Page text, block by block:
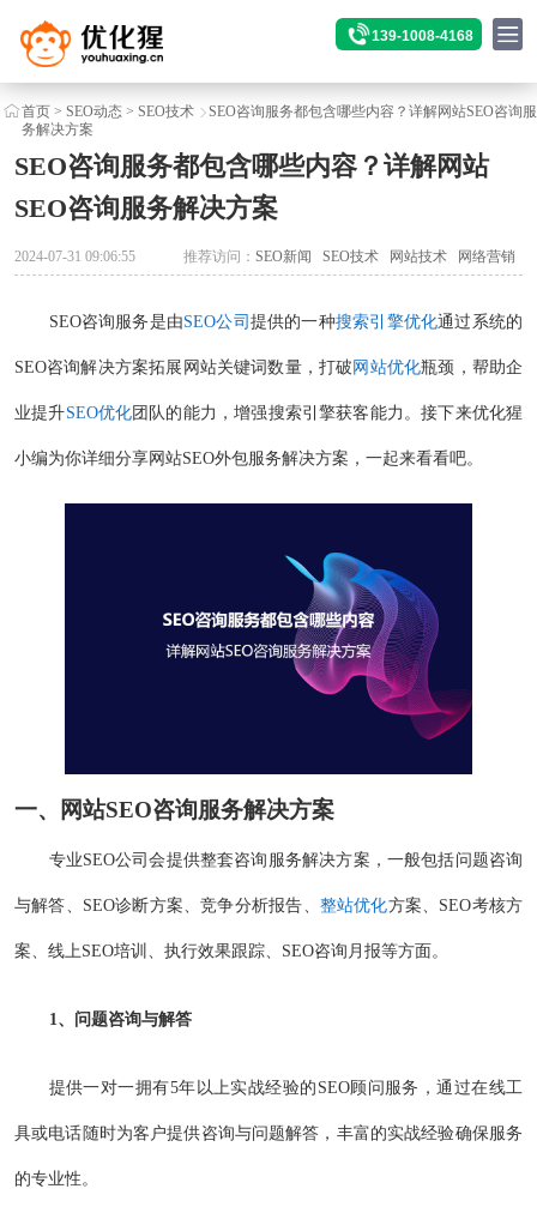
139-1008-4168
首页> SEO动态> SEO技术
SEO咨询服务都包含哪些内容？详解网站SEO咨询服
务解决方案
SEO咨询服务都包含哪些内容？详解网站
SEO咨询服务解决方案
2024-07-31 09:06:55 推荐访问：SEO新闻 SEO技术 网站技术 网络营销
SEO咨询服务是由SEO公司提供的一种搜索引擎优化通过系统的
SEO咨询解决方案拓展网站关键词数量，打破网站优化瓶颈，帮助企
业提升SEO优化团队的能力，增强搜索引擎获客能力。接下来优化猩
小编为你详细分享网站SEO外包服务解决方案，一起来看看吧。
一、网站SEO咨询服务解决方案
专业SEO公司会提供整套咨询服务解决方案，一般包括问题咨询
与解答、SEO诊断方案、竞争分析报告、 整站优化方案、SEO考核方
案、线上SEO培训、执行效果跟踪、SEO咨询月报等方面。
1、问题咨询与解答
提供一对一拥有5年以上实战经验的SEO顾问服务，通过在线工
具或电话随时为客户提供咨询与问题解答，丰富的实战经验确保服务
的专业性。